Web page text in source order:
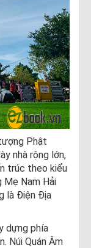
Phật
nhà rộng lớn,
trúc theo kiểu
Mẹ Nam Hải
là Điện Địa
dựng phía
Núi Quán Âm